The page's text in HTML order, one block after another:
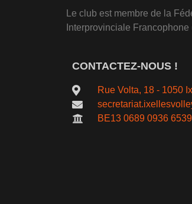
Le club est membre de la
Interprovinciale
CONTACTEZ-NOUS !
Rue Volta, 18 - 1050
BE13 0689 0936 6539